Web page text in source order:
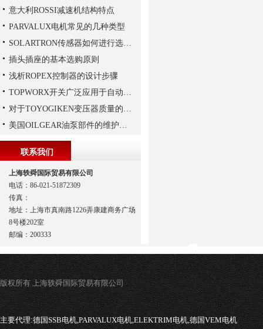
意大利ROSSI减速机结构特点
PARVALUX电机常见的几种类型
SOLARTRON传感器如何进行选择？
插头插座的基本选购原则
浅析ROPEX控制器的设计步骤
TOPWORX开关广泛应用于自动化控制领域
对于TOYOGIKEN变压器质量的好坏如何判断
美国OILGEAR油泵部件的维护和修理
联系我们
上海轶舜国际贸易有限公司
电话：86-021-51872309
传真：
地址：上海市真南路1226弄康建商务广场
8号楼202室
邮编：200333
版权所有 上海轶舜国际贸易有限公司
主要代理:德国SSB电机,PARVALUX电机,ELEKTRIM电机,德国VEM电机